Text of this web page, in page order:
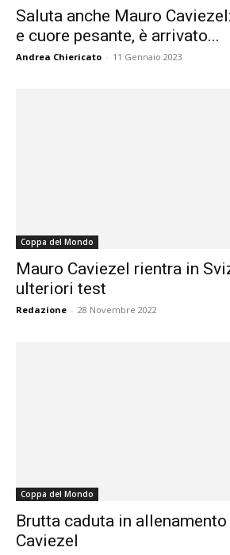
Saluta anche Mauro
e cuore pesante, è arrivato...
Andrea Chiericato - 11 Gennaio 2023
Coppa del Mondo
Mauro Caviezel rientra in
ulteriori test
Redazione - 28 Novembre 2022
Coppa del Mondo
Brutta caduta in
Caviezel